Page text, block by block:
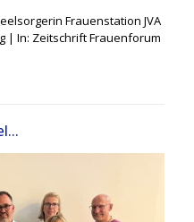
Frauenstation JVA
| In: Zeitschrift Frauenforum